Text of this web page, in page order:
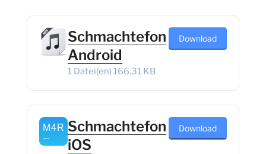
Schmachtefon
Android
1 Datei(en)166.31 KB
Download
Schmachtefon
iOS
Download